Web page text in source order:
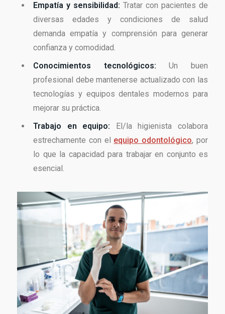
Empatía y sensibilidad: Tratar con pacientes de
diversas edades y condiciones de salud
demanda empatía y comprensión para generar
confianza y comodidad.
Conocimientos tecnológicos: Un buen
profesional debe mantenerse actualizado con las
tecnologías y equipos dentales modernos para
mejorar su práctica.
Trabajo en equipo: El/la higienista colabora
estrechamente con el equipo odontológico, por
lo que la capacidad para trabajar en conjunto es
esencial.